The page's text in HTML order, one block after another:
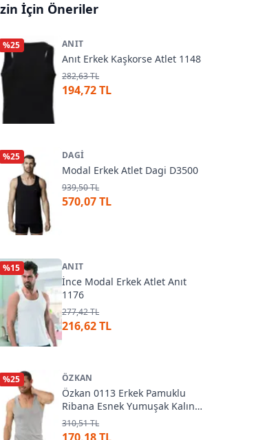
İçin Öneriler
%25 ANIT
Anıt Erkek Kaşkorse Atlet 1148
282,63 TL
194,72 TL
%25 DAGI
Modal Erkek Atlet Dagi D3500
939,50 TL
570,07 TL
%15 ANIT
İnce Modal Erkek Atlet Anıt
1176
277,42 TL
216,62 TL
%25 ÖZKAN
Özkan 0113 Erkek Pamuklu
Ribana Esnek Yumuşak Kalın
Askılı Atlet
310,51 TL